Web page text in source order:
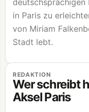
deutschsprachigen
in Paris zu
von Miriam
Stadt lebt.
REDAKTION
Wer schreibt
Aksel Paris